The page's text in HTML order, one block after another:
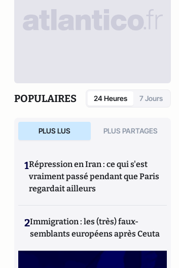
POPULAIRES 24 Heures 7 Jours
PLUS LUS PLUS PARTAGES
1Répression en Iran : ce qui s'est
vraiment passé pendant que Paris
regardait ailleurs
2Immigration : les (très) faux-
semblants européens après Ceuta